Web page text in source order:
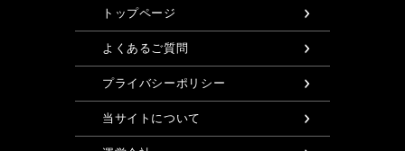
トップページ
よくあるご質問
プライバシーポリシー
当サイトについて